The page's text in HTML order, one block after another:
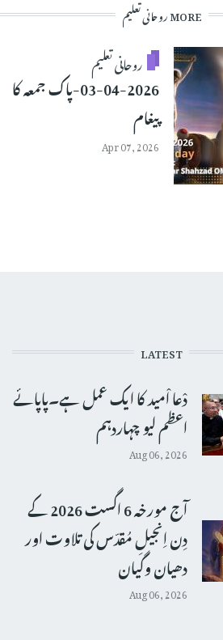
MORE روحانی تعلیم
روحانی تعلیم
03-04-2026-پاک جمعہ کا
پیغام
Apr 07, 2026
LATEST
دْعا اْمید کا ایک عمل ہے۔پاپائے
اعظم لیو چہاردہم
Aug 06, 2026
آج مورخہ 6 اگست 2026 کے
دِن اِنجیلِ مُقدّس کی تلاوت اور
دھیان وگیان
Aug 06, 2026